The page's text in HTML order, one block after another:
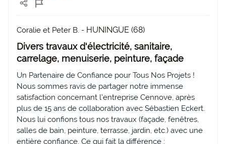
Coralie et Peter B. - HUNINGUE (68)
Divers travaux d'électricité, sanitaire,
carrelage, menuiserie, peinture, façade
Un Partenaire de Confiance pour Tous Nos Projets !
Nous sommes ravis de partager notre immense
satisfaction concernant l'entreprise Cennove, après
plus de 15 ans de collaboration avec Sébastien Eckert.
Nous lui confions tous nos travaux (façade, fenêtres,
salles de bain, peinture, terrasse, jardin, etc.) avec une
entière confiance. Ce qui fait la différence :